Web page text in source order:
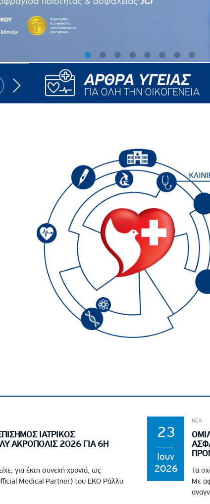
Προσωπικού, Στελεχών και Συνεργατών
Πληροφοριών
Δικαιωμάτων
Αποδοχών - Υποψηφιοτήτων
Επιτροπής Ελέγχου
Προστασίας και Προαγωγής των Δικαιωμάτων των
ΙΑΤΡΙΚΟΣ
ΑΚΡΟΠΟΛΙΣ 2026 ΓΙΑ 6Η
για έκτη συνεχή χρονιά, ως
Medical Partner) του EKO Ράλλυ
23
Ιουν
2026
ΝΕΑ
Τα
Με